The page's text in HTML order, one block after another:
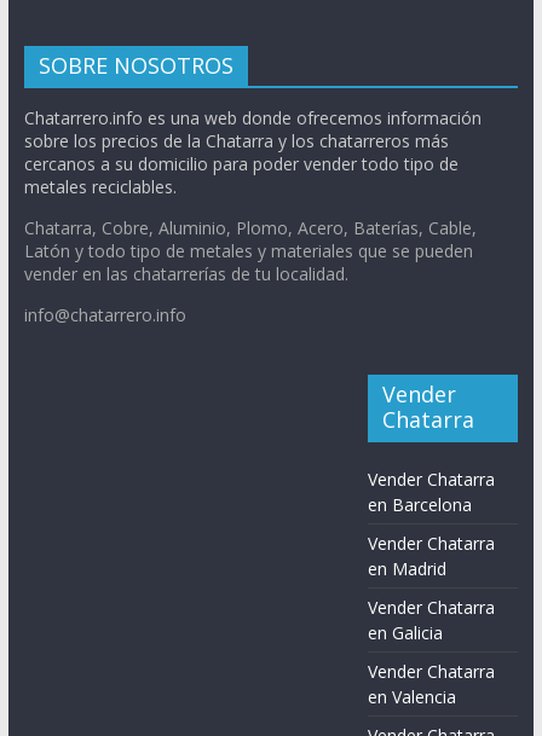
SOBRE NOSOTROS
Chatarrero.info es una web donde ofrecemos información
sobre los precios de la Chatarra y los chatarreros más
cercanos a su domicilio para poder vender todo tipo de
metales reciclables.
Chatarra, Cobre, Aluminio, Plomo, Acero, Baterías, Cable,
Latón y todo tipo de metales y materiales que se pueden
vender en las chatarrerías de tu localidad.
info@chatarrero.info
Vender
Chatarra
Vender Chatarra
en Barcelona
Vender Chatarra
en Madrid
Vender Chatarra
en Galicia
Vender Chatarra
en Valencia